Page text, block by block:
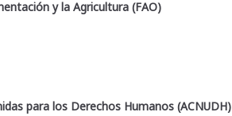
y la Agricultura (FAO)
para los Derechos Humanos (ACNUDH)